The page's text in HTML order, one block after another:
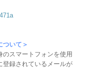
ついて＞
スマートフォンを使用
登録されているメールが